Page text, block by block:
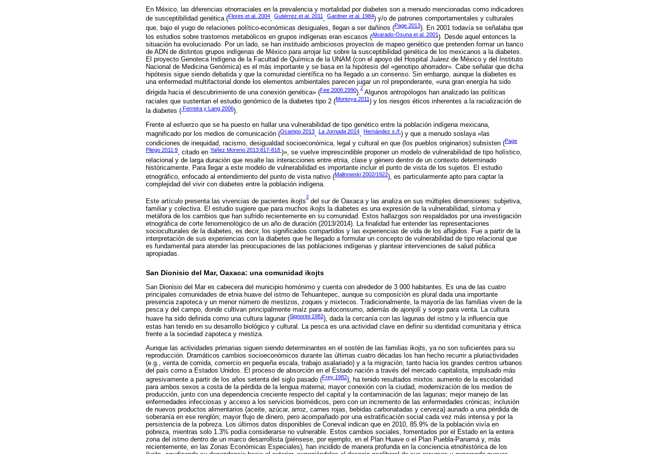
En México, las diferencias etnorraciales en la prevalencia y mortalidad por diabetes son a menudo mencionadas como indicadores
de susceptibilidad genética (Flores et al. 2004, Gutiérrez et al. 2011 , Gardner et al. 1984) y/o de patrones comportamentales y culturales
que, bajo el yugo de relaciones político-económicas desiguales, llegan a ser dañinos (Page 2013). En 2001 todavía se señalaba que
los estudios sobre trastornos metabólicos en grupos indígenas eran escasos (Alvarado-Osuna et al. 2001). Desde aquel entonces la
situación ha evolucionado. Por un lado, se han instituido ambiciosos proyectos de mapeo genético que pretenden formar un banco
de ADN de distintos grupos indígenas de México para arrojar luz sobre la susceptibilidad genética de los mexicanos a la diabetes.
El proyecto Genoteca Indígena de la Facultad de Química de la UNAM (con el apoyo del Hospital Juárez de México y del Instituto
Nacional de Medicina Genómica) es el más importante y se basa en la hipótesis del «genotipo ahorrador». Cabe señalar que dicha
hipótesis sigue siendo debatida y que la comunidad científica no ha llegado a un consenso. Sin embargo, aunque la diabetes es
una enfermedad multifactorial donde los elementos ambientales parecen jugar un rol preponderante, «una gran energía ha sido
dirigida hacia el descubrimiento de una conexión genética» (Fee 2006:2990).
2
Algunos antropólogos han analizado las políticas
raciales que sustentan el estudio genómico de la diabetes tipo 2 (Montoya 2011) y los riesgos éticos inherentes a la racialización de
la diabetes ( Ferreira y Lang 2006).
Frente al esfuerzo que se ha puesto en hallar una vulnerabilidad de tipo genético entre la población indígena mexicana,
magnificado por los medios de comunicación (Ocampo 2013, La Jornada 2014, Hernández s./f.) y que a menudo soslaya «las
condiciones de inequidad, racismo, desigualdad socioeconómica, legal y cultural en que (los pueblos originarios) subsisten (Page
Pliego 2011:9, citado en Yañez Moreno 2013:817-818 )», se vuelve imprescindible proponer un modelo de vulnerabilidad de tipo holístico,
relacional y de larga duración que resalte las interacciones entre etnia, clase y género dentro de un contexto determinado
históricamente. Para llegar a este modelo de vulnerabilidad es importante incluir el punto de vista de los sujetos. El estudio
etnográfico, enfocado al entendimiento del punto de vista nativo (Malinowski 2002/1922), es particularmente apto para captar la
complejidad del vivir con diabetes entre la población indígena.
Este artículo presenta las vivencias de pacientes ikojts
3
del sur de Oaxaca y las analiza en sus múltiples dimensiones: subjetiva,
familiar y colectiva. El estudio sugiere que para muchos ikojts la diabetes es una expresión de la vulnerabilidad, síntoma y
metáfora de los cambios que han sufrido recientemente en su comunidad. Estos hallazgos son respaldados por una investigación
etnográfica de corte fenomenológico de un año de duración (2013/2014). La finalidad fue entender las representaciones
socioculturales de la diabetes, es decir, los significados compartidos y las experiencias de vida de los afligidos. Fue a partir de la
interpretación de sus experiencias con la diabetes que he llegado a formular un concepto de vulnerabilidad de tipo relacional que
es fundamental para atender las preocupaciones de las poblaciones indígenas y plantear intervenciones de salud pública
apropiadas.
San Dionisio del Mar, Oaxaca: una comunidad ikojts
San Dionisio del Mar es cabecera del municipio homónimo y cuenta con alrededor de 3 000 habitantes. Es una de las cuatro
principales comunidades de etnia huave del istmo de Tehuantepec, aunque su composición es plural dada una importante
presencia zapoteca y un menor número de mestizos, zoques y mixtecos. Tradicionalmente, la mayoría de las familias viven de la
pesca y del campo, donde cultivan principalmente maíz para autoconsumo, además de ajonjolí y sorgo para venta. La cultura
huave ha sido definida como una cultura lagunar (Signorini 1982), dada la cercanía con las lagunas del istmo y la influencia que
estas han tenido en su desarrollo biológico y cultural. La pesca es una actividad clave en definir su identidad comunitaria y étnica
frente a la sociedad zapoteca y mestiza.
Aunque las actividades primarias siguen siendo determinantes en el sostén de las familias ikojts, ya no son suficientes para su
reproducción. Dramáticos cambios socioeconómicos durante las últimas cuatro décadas los han hecho recurrir a pluriactividades
(e.g., venta de comida, comercio en pequeña escala, trabajo asalariado) y a la migración, tanto hacia los grandes centros urbanos
del país como a Estados Unidos. El proceso de absorción en el Estado nación a través del mercado capitalista, impulsado más
agresivamente a partir de los años setenta del siglo pasado (Frey 1982), ha tenido resultados mixtos: aumento de la escolaridad
para ambos sexos a costa de la pérdida de la lengua materna; mayor conexión con la ciudad, modernización de los medios de
producción, junto con una dependencia creciente respecto del capital y la contaminación de las lagunas; mejor manejo de las
enfermedades infecciosas y acceso a los servicios biomédicos, pero con un incremento de las enfermedades crónicas; inclusión
de nuevos productos alimentarios (aceite, azúcar, arroz, carnes rojas, bebidas carbonatadas y cerveza) aunado a una pérdida de
soberanía en ese renglón; mayor flujo de dinero, pero acompañado por una estratificación social cada vez más intensa y por la
persistencia de la pobreza. Los últimos datos disponibles de Coneval indican que en 2010, 85.9% de la población vivía en
pobreza, mientras solo 1.3% podía considerarse no vulnerable. Estos cambios sociales, fomentados por el Estado en la entera
zona del istmo dentro de un marco desarrollista (piénsese, por ejemplo, en el Plan Huave o el Plan Puebla-Panamá y, más
recientemente, en las Zonas Económicas Especiales), han incidido de manera profunda en la conciencia etnohistórica de los